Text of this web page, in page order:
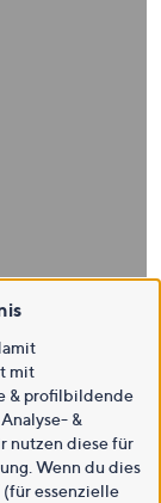
mit
& profilbildende
&
nutzen diese für
Wenn du dies
(für essenzielle